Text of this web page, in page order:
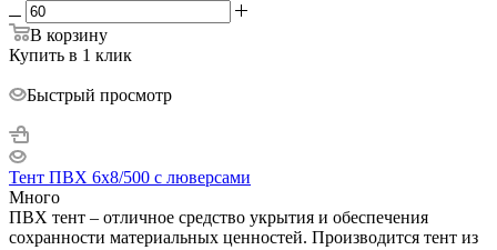
В корзину
Купить в 1 клик
Быстрый просмотр
Тент ПВХ 6х8/500 с люверсами
Много
ПВХ тент – отличное средство укрытия и обеспечения
сохранности материальных ценностей. Производится тент из